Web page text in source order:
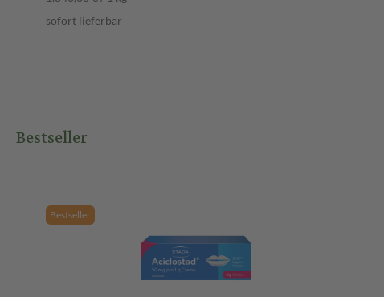
sofort lieferbar
Bestseller
Bestseller